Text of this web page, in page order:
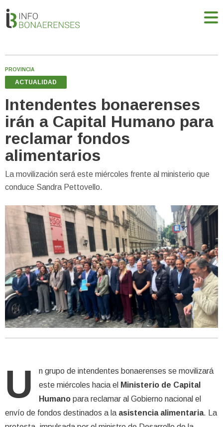
PROVINCIA
ACTUALIDAD
Intendentes bonaerenses
irán a Capital Humano para
reclamar fondos
alimentarios
La movilización será este miércoles frente al ministerio que
conduce Sandra Pettovello.
U
n grupo de intendentes bonaerenses se movilizará
este miércoles hacia el Ministerio de Capital
Humano para reclamar al Gobierno nacional el
envío de fondos destinados a la asistencia alimentaria. La